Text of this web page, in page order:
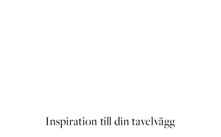
Inspiration till din tavelvägg